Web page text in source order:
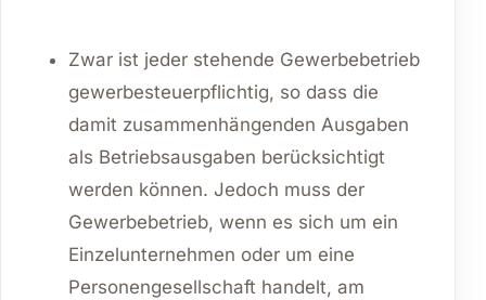
Zwar ist jeder stehende Gewerbebetrieb
gewerbesteuerpflichtig, so dass die
damit zusammenhängenden Ausgaben
als Betriebsausgaben berücksichtigt
werden können. Jedoch muss der
Gewerbebetrieb, wenn es sich um ein
Einzelunternehmen oder um eine
Personengesellschaft handelt, am